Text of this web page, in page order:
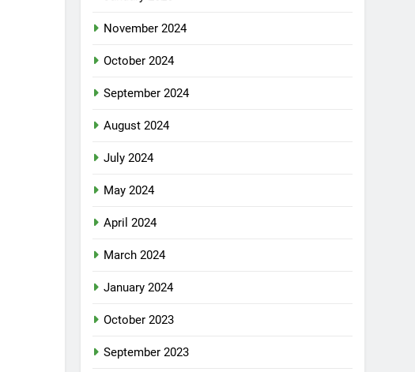
November 2024
October 2024
September 2024
August 2024
July 2024
May 2024
April 2024
March 2024
January 2024
October 2023
September 2023